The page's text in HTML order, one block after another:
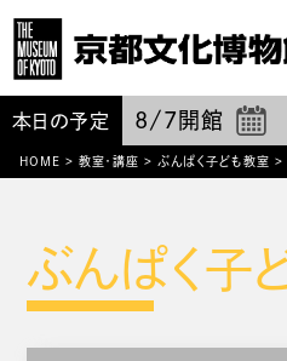
本日の予定 8/7 開館
HOME > 教室・講座 > ぶんぱく子ども教室 >